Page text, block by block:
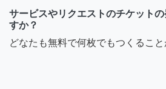
サービスやリクエストのチケット
すか？
どなたも無料で何枚でもつくること